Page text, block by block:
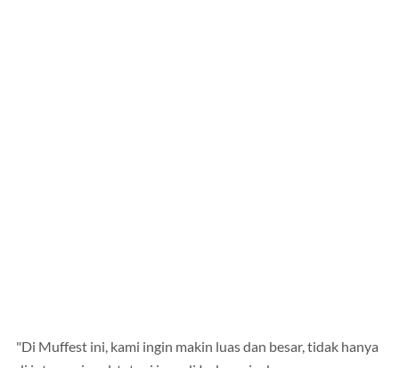
"Di Muffest ini, kami ingin makin luas dan besar, tidak hanya